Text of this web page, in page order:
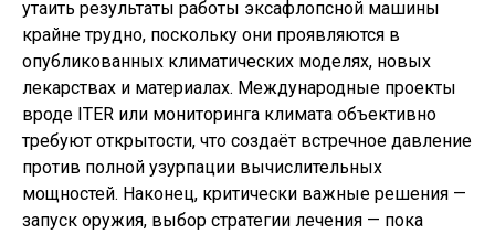
утаить результаты работы эксафлопсной машины
крайне трудно, поскольку они проявляются в
опубликованных климатических моделях, новых
лекарствах и материалах. Международные проекты
вроде ITER или мониторинга климата объективно
требуют открытости, что создаёт встречное давление
против полной узурпации вычислительных
мощностей. Наконец, критически важные решения —
запуск оружия, выбор стратегии лечения — пока